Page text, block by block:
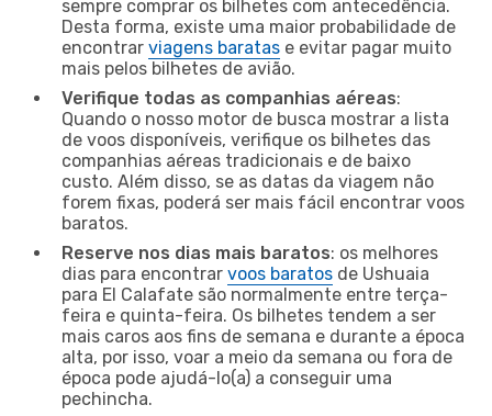
sempre comprar os bilhetes com antecedência.
Desta forma, existe uma maior probabilidade de
encontrar viagens baratas e evitar pagar muito
mais pelos bilhetes de avião.
Verifique todas as companhias aéreas:
Quando o nosso motor de busca mostrar a lista
de voos disponíveis, verifique os bilhetes das
companhias aéreas tradicionais e de baixo
custo. Além disso, se as datas da viagem não
forem fixas, poderá ser mais fácil encontrar voos
baratos.
Reserve nos dias mais baratos: os melhores
dias para encontrar voos baratos de Ushuaia
para El Calafate são normalmente entre terça-
feira e quinta-feira. Os bilhetes tendem a ser
mais caros aos fins de semana e durante a época
alta, por isso, voar a meio da semana ou fora de
época pode ajudá-lo(a) a conseguir uma
pechincha.